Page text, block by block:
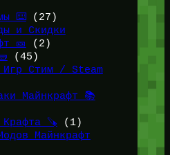
⌨️(27)
и Скидки
🎫
(2)
(45)
Игр Стим / Steam
Майнкрафт 📚
Крафта 🪚 (1)
Майнкрафт